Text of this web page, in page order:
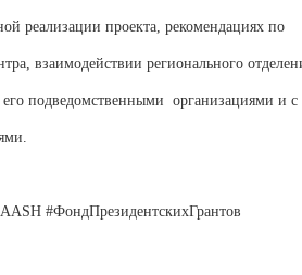
реализации проекта, рекомендациях по
взаимодействии регионального
подведомственными организациями и с
#ФондПрезидентскихГрантов